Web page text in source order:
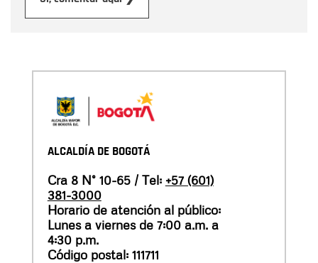
ALCALDÍA DE BOGOTÁ
Cra 8 N° 10-65 / Tel: +57 (601)
381-3000
Horario de atención al público:
Lunes a viernes de 7:00 a.m. a
4:30 p.m.
Código postal: 111711